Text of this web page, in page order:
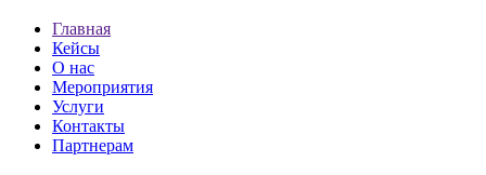
Главная
Кейсы
О нас
Мероприятия
Услуги
Контакты
Партнерам